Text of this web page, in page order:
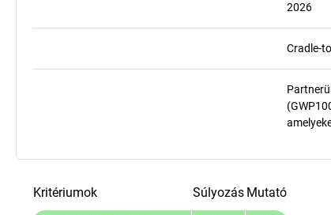
2026
Cradle-
Kritériumok Súlyozás Mutató